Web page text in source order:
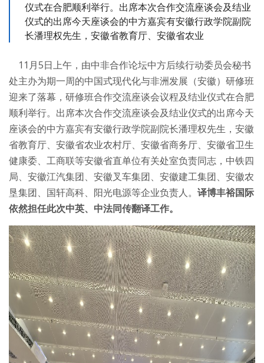
仪式在合肥顺利举行。出席本次合作交流座谈会及结业
仪式的出席今天座谈会的中方嘉宾有安徽行政学院副院
长潘理权先生，安徽省教育厅、安徽省农业
11月5日上午，由中非合作论坛中方后续行动委员会秘书
处主办为期一周的中国式现代化与非洲发展（安徽）研修班
迎来了落幕，研修班合作交流座谈会议程及结业仪式在合肥
顺利举行。出席本次合作交流座谈会及结业仪式的出席今天
座谈会的中方嘉宾有安徽行政学院副院长潘理权先生，安徽
省教育厅、安徽省农业农村厅、安徽省商务厅、安徽省卫生
健康委、工商联等安徽省直单位有关处室负责同志，中铁四
局、安徽江汽集团、安徽叉车集团、安徽建工集团、安徽农
垦集团、国轩高科、阳光电源等企业负责人。 译博丰裕国际
依然担任此次中英、中法同传翻译工作。